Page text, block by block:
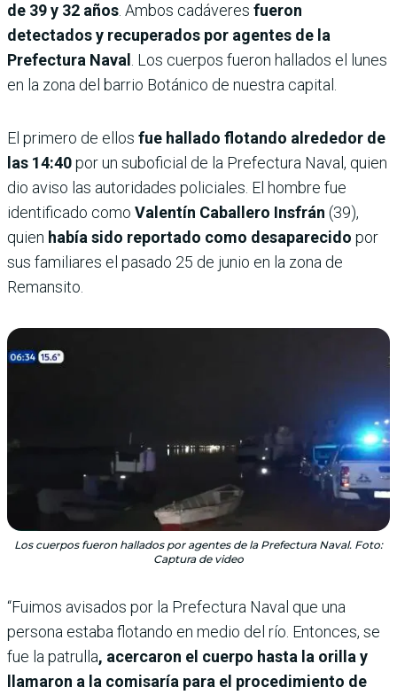
de 39 y 32 años. Ambos cadáveres fueron
detectados y recuperados por agentes de la
Prefectura Naval . Los cuerpos fueron hallados el lunes
en la zona del barrio Botánico de nuestra capital.
El primero de ellos fue hallado flotando alrededor de
las 14:40por un suboficial de la Prefectura Naval, quien
dio aviso las autoridades policiales. El hombre fue
identificado como Valentín Caballero Insfrán (39),
quien había sido reportado como desaparecido por
sus familiares el pasado 25 de junio en la zona de
Remansito.
Los cuerpos fueron hallados por agentes de la Prefectura Naval. Foto:
Captura de video
“Fuimos avisados por la Prefectura Naval que una
persona estaba flotando en medio del río. Entonces, se
fue la patrulla, acercaron el cuerpo hasta la orilla y
llamaron a la comisaría para el procedimiento de